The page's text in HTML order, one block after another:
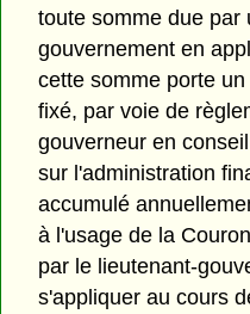
toute somme due par
gouvernement en
cette somme porte
fixé, par voie de
gouverneur en
sur l'administration
accumulé
à l'usage de la
par le lieutenant-
s'appliquer au cours